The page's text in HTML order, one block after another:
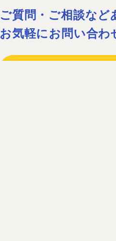
ご質問・ご相談など
お気軽にお問い合わ